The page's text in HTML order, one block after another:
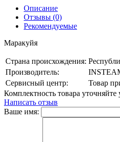
Описание
Отзывы (0)
Рекомендуемые
Маракуйя
Страна происхождения:
Производитель:
Сервисный центр:
Товар
Комплектность товара
Написать отзыв
Ваше имя: